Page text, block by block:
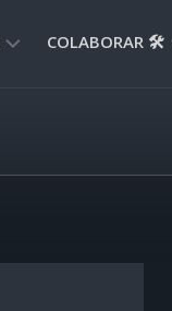
COLABORAR 🛠️